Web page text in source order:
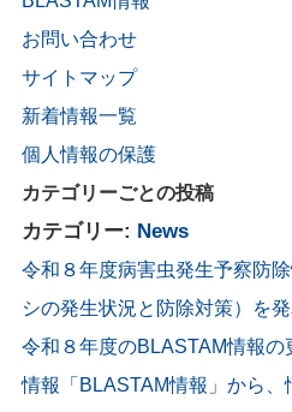
お問い合わせ
サイトマップ
新着情報一覧
個人情報の保護
カテゴリーごとの投稿
カテゴリー: News
令和８年度病害虫発生予察防
シの発生状況と防除対策）を発
令和８年度のBLASTAM情報
情報「BLASTAM情報」から、